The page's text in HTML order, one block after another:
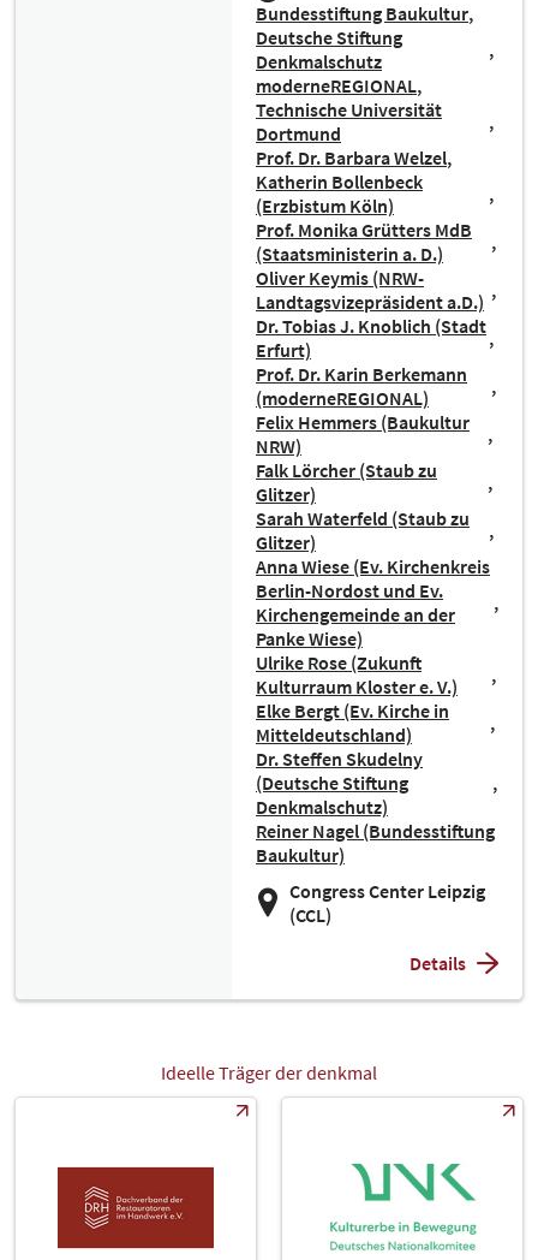
Bundesstiftung Baukultur
Deutsche Stiftung
Denkmalschutz
moderneREGIONAL
Technische Universität
Dortmund
Prof. Dr. Barbara Welzel
Katherin Bollenbeck
(Erzbistum Köln)
Prof. Monika Grütters MdB
(Staatsministerin a. D.)
Oliver Keymis (NRW-
Landtagsvizepräsident a.D.)
Dr. Tobias J. Knoblich (Stadt
Erfurt)
Prof. Dr. Karin Berkemann
(moderneREGIONAL)
Felix Hemmers (Baukultur
NRW)
Falk Lörcher (Staub zu
Glitzer)
Sarah Waterfeld (Staub zu
Glitzer)
Anna Wiese (Ev. Kirchenkreis
Berlin-Nordost und Ev.
Kirchengemeinde an der
Panke Wiese)
Ulrike Rose (Zukunft
Kulturraum Kloster e. V.)
Elke Bergt (Ev. Kirche in
Mitteldeutschland)
Dr. Steffen Skudelny
(Deutsche Stiftung
Denkmalschutz)
Reiner Nagel (Bundesstiftung
Baukultur)
Congress Center Leipzig
(CCL)
Details
Ideelle Träger der denkmal